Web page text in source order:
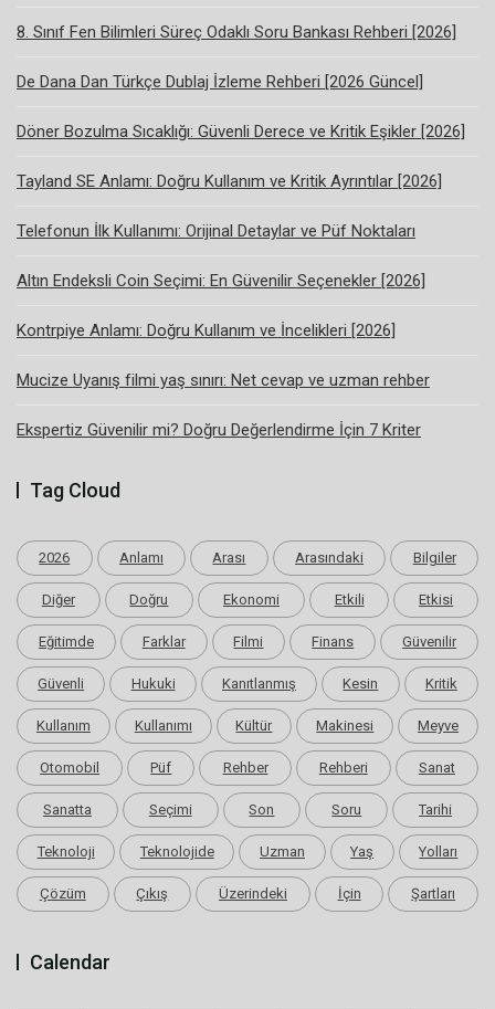
8. Sınıf Fen Bilimleri Süreç Odaklı Soru Bankası Rehberi [2026]
De Dana Dan Türkçe Dublaj İzleme Rehberi [2026 Güncel]
Döner Bozulma Sıcaklığı: Güvenli Derece ve Kritik Eşikler [2026]
Tayland SE Anlamı: Doğru Kullanım ve Kritik Ayrıntılar [2026]
Telefonun İlk Kullanımı: Orijinal Detaylar ve Püf Noktaları
Altın Endeksli Coin Seçimi: En Güvenilir Seçenekler [2026]
Kontrpiye Anlamı: Doğru Kullanım ve İncelikleri [2026]
Mucize Uyanış filmi yaş sınırı: Net cevap ve uzman rehber
Ekspertiz Güvenilir mi? Doğru Değerlendirme İçin 7 Kriter
Tag Cloud
2026 Anlamı Arası Arasındaki Bilgiler
Diğer Doğru Ekonomi Etkili Etkisi
Eğitimde Farklar Filmi Finans Güvenilir
Güvenli Hukuki Kanıtlanmış Kesin Kritik
Kullanım Kullanımı Kültür Makinesi Meyve
Otomobil Püf Rehber Rehberi Sanat
Sanatta Seçimi Son Soru Tarihi
Teknoloji Teknolojide Uzman Yaş Yolları
Çözüm Çıkış Üzerindeki İçin Şartları
Calendar